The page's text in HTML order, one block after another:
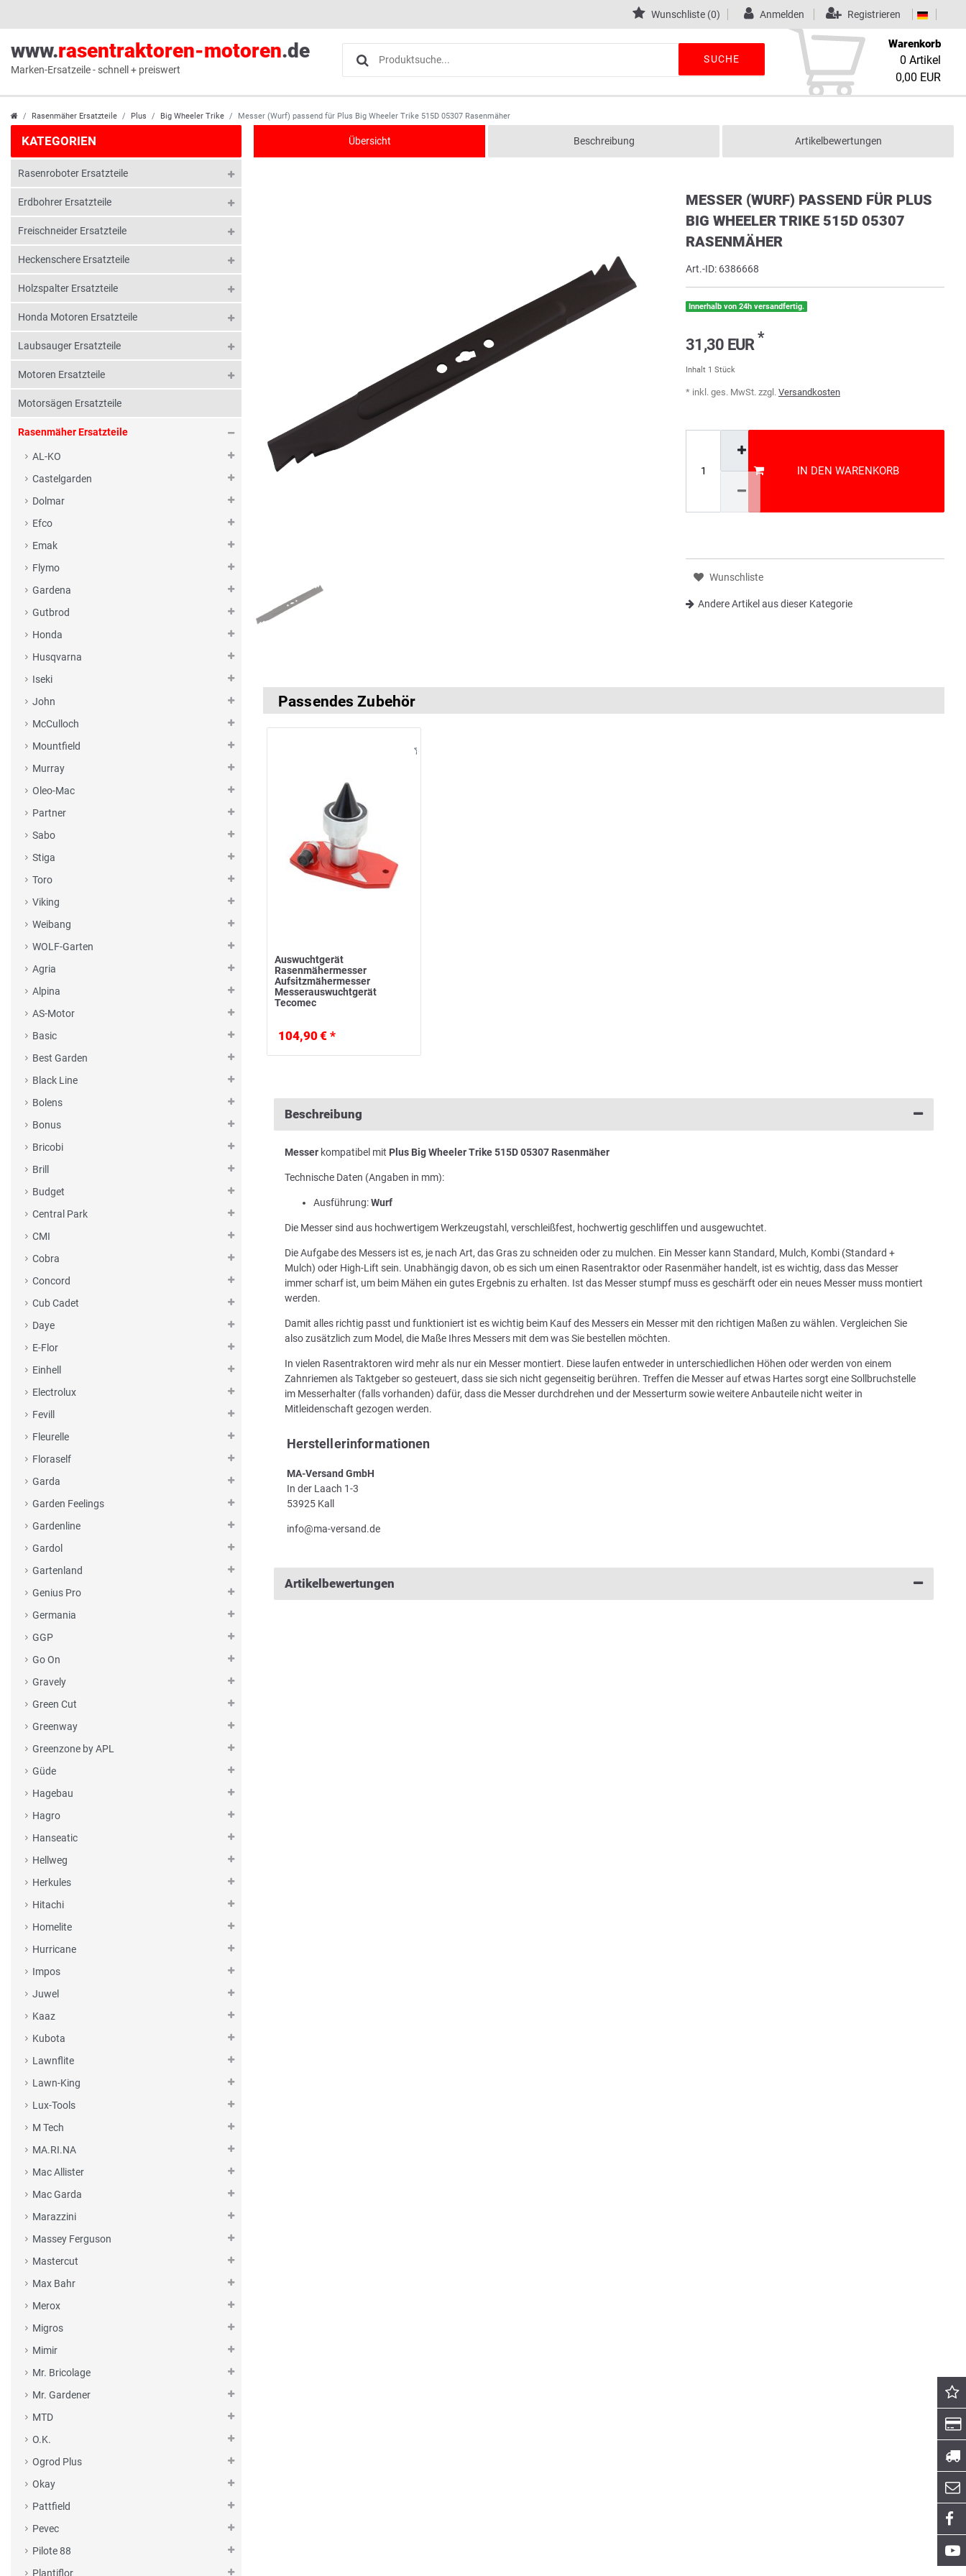
Wunschliste (0) Anmelden Registrieren
www.rasentraktoren-motoren.de
Marken-Ersatzeile - schnell + preiswert
SUCHE
Warenkorb
0 Artikel
0,00 EUR
Rasenmäher Ersatzteile Plus Big Wheeler Trike Messer (Wurf) passend für Plus Big Wheeler Trike 515D 05307 Rasenmäher
KATEGORIEN
Rasenroboter Ersatzteile
Erdbohrer Ersatzteile
Freischneider Ersatzteile
Heckenschere Ersatzteile
Holzspalter Ersatzteile
Honda Motoren Ersatzteile
Laubsauger Ersatzteile
Motoren Ersatzteile
Motorsägen Ersatzteile
Rasenmäher Ersatzteile
AL-KO
Castelgarden
Dolmar
Efco
Emak
Flymo
Gardena
Gutbrod
Honda
Husqvarna
Iseki
John
McCulloch
Mountfield
Murray
Oleo-Mac
Partner
Sabo
Stiga
Toro
Viking
Weibang
WOLF-Garten
Agria
Alpina
AS-Motor
Basic
Best Garden
Black Line
Bolens
Bonus
Bricobi
Brill
Budget
Central Park
CMI
Cobra
Concord
Cub Cadet
Daye
E-Flor
Einhell
Electrolux
Fevill
Fleurelle
Floraself
Garda
Garden Feelings
Gardenline
Gardol
Gartenland
Genius Pro
Germania
GGP
Go On
Gravely
Green Cut
Greenway
Greenzone by APL
Güde
Hagebau
Hagro
Hanseatic
Hellweg
Herkules
Hitachi
Homelite
Hurricane
Impos
Juwel
Kaaz
Kubota
Lawnflite
Lawn-King
Lux-Tools
M Tech
MA.RI.NA
Mac Allister
Mac Garda
Marazzini
Massey Ferguson
Mastercut
Max Bahr
Merox
Migros
Mimir
Mr. Bricolage
Mr. Gardener
MTD
O.K.
Ogrod Plus
Okay
Pattfield
Pevec
Pilote 88
Plantiflor
Übersicht Beschreibung Artikelbewertungen
MESSER (WURF) PASSEND FÜR PLUS
BIG WHEELER TRIKE 515D 05307
RASENMÄHER
Art.-ID: 6386668
Innerhalb von 24h versandfertig.
31,30 EUR *
Inhalt 1 Stück
* inkl. ges. MwSt. zzgl. Versandkosten
IN DEN WARENKORB
Wunschliste
Andere Artikel aus dieser Kategorie
Passendes Zubehör
Auswuchtgerät
Rasenmähermesser
Aufsitzmähermesser
Messerauswuchtgerät
Tecomec
104,90 € *
Beschreibung
Messer kompatibel mit Plus Big Wheeler Trike 515D 05307 Rasenmäher
Technische Daten (Angaben in mm):
Ausführung:Wurf
Die Messer sind aus hochwertigem Werkzeugstahl, verschleißfest, hochwertig geschliffen und ausgewuchtet.
Die Aufgabe des Messers ist es, je nach Art, das Gras zu schneiden oder zu mulchen. Ein Messer kann Standard, Mulch, Kombi (Standard +
Mulch) oder High-Lift sein. Unabhängig davon, ob es sich um einen Rasentraktor oder Rasenmäher handelt, ist es wichtig, dass das Messer
immer scharf ist, um beim Mähen ein gutes Ergebnis zu erhalten. Ist das Messer stumpf muss es geschärft oder ein neues Messer muss montiert
werden.
Damit alles richtig passt und funktioniert ist es wichtig beim Kauf des Messers ein Messer mit den richtigen Maßen zu wählen. Vergleichen Sie
also zusätzlich zum Model, die Maße Ihres Messers mit dem was Sie bestellen möchten.
In vielen Rasentraktoren wird mehr als nur ein Messer montiert. Diese laufen entweder in unterschiedlichen Höhen oder werden von einem
Zahnriemen als Taktgeber so gesteuert, dass sie sich nicht gegenseitig berühren. Treffen die Messer auf etwas Hartes sorgt eine Sollbruchstelle
im Messerhalter (falls vorhanden) dafür, dass die Messer durchdrehen und der Messerturm sowie weitere Anbauteile nicht weiter in
Mitleidenschaft gezogen werden.
Herstellerinformationen
MA-Versand GmbH
In der Laach 1-3
53925 Kall
info@ma-versand.de
Artikelbewertungen